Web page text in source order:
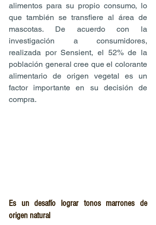
alimentos para su propio consumo, lo
que también se transfiere al área de
mascotas. De acuerdo con la
investigación a consumidores,
realizada por Sensient, el 52% de la
población general cree que el colorante
alimentario de origen vegetal es un
factor importante en su decisión de
compra.
Es un desafío lograr tonos marrones de
origen natural